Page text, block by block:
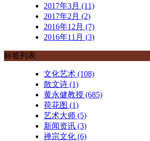
2017年3月 (11)
2017年2月 (2)
2016年12月 (7)
2016年11月 (3)
标签列表
文化艺术 (108)
散文诗 (1)
黄永健教授 (685)
荷花图 (1)
艺术大师 (5)
新闻资讯 (3)
禅宗文化 (6)